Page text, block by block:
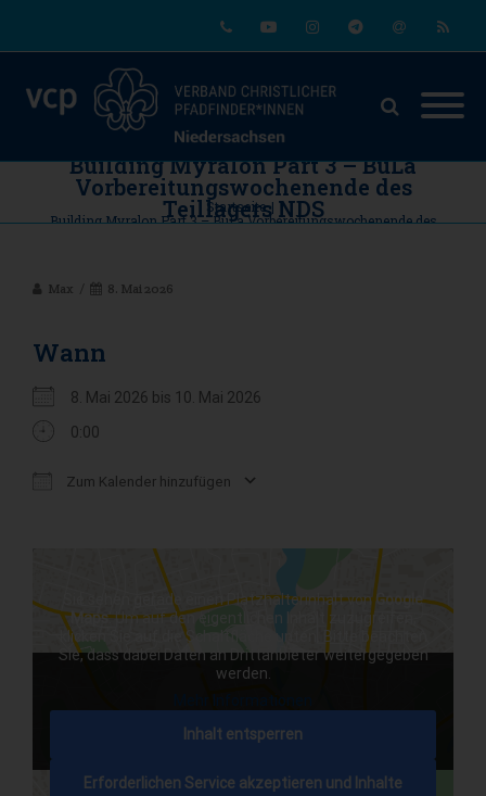
Building Myralon Part 3 – BuLa
Vorbereitungswochenende des
Teillagers NDS
Startseite |
Building Myralon Part 3 – BuLa Vorbereitungswochenende des
Max 8. Mai 2026
Wann
8. Mai 2026 bis 10. Mai 2026
0:00
Zum Kalender hinzufügen
Sie sehen gerade einen Platzhalterinhalt vonGoogle
Maps. Um auf den eigentlichen Inhalt zuzugreifen,
klicken Sie auf die Schaltfläche unten. Bitte beachten
Sie, dass dabei Daten an Drittanbieter weitergegeben
werden.
Mehr Informationen
Inhalt entsperren
Erforderlichen Service akzeptieren und Inhalte